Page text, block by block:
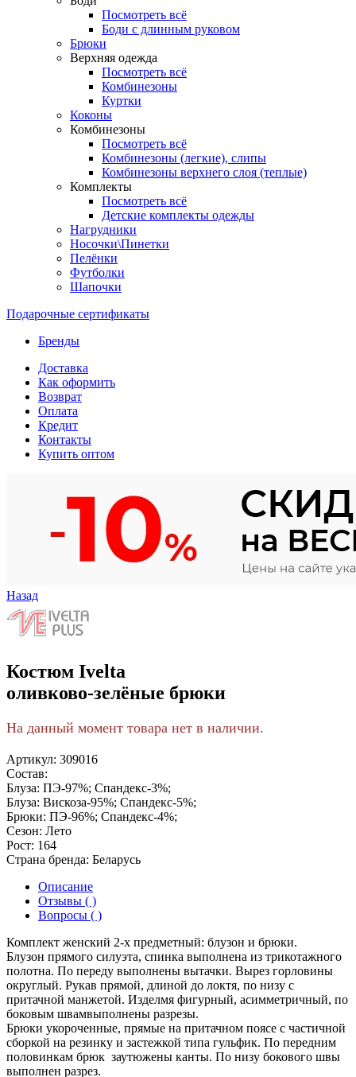
Посмотреть всё
Боди с длинным руковом
Брюки
Верхняя одежда
Посмотреть всё
Комбинезоны
Куртки
Коконы
Комбинезоны
Посмотреть всё
Комбинезоны (легкие), слипы
Комбинезоны верхнего слоя (теплые)
Комплекты
Посмотреть всё
Детские комплекты одежды
Нагрудники
Носочки\Пинетки
Пелёнки
Футболки
Шапочки
Подарочные сертификаты
Бренды
Доставка
Как оформить
Возврат
Оплата
Кредит
Контакты
Купить оптом
Назад
Костюм Ivelta
оливково-зелёные брюки
На данный момент товара нет в наличии.
Артикул: 309016
Состав:
Блуза: ПЭ-97%; Спандекс-3%;
Блуза: Вискоза-95%; Спандекс-5%;
Брюки: ПЭ-96%; Спандекс-4%;
Сезон: Лето
Рост: 164
Страна бренда: Беларусь
Описание
Отзывы ( )
Вопросы ( )
Комплект женский 2-х предметный: блузон и брюки.
Блузон прямого силуэта, спинка выполнена из трикотажного
полотна. По переду выполнены вытачки. Вырез горловины
округлый. Рукав прямой, длиной до локтя, по низу с
притачной манжетой. Изделмя фигурный, асимметричный, по
боковым швамвыполнены разрезы.
Брюки укороченные, прямые на притачном поясе с частичной
сборкой на резинку и застежкой типа гульфик. По передним
половинкам брюк заутюжены канты. По низу бокового швы
выполнен разрез.